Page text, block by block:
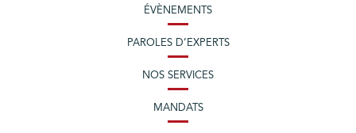
ÉVÈNEMENTS
PAROLES D’EXPERTS
NOS SERVICES
MANDATS